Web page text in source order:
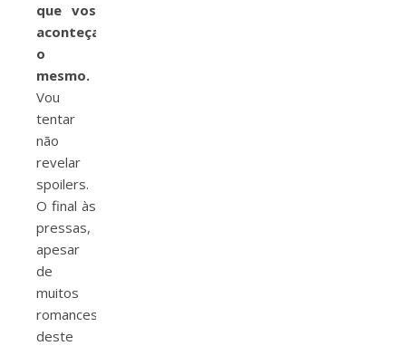
que vos
aconteça
o
mesmo.
Vou
tentar
não
revelar
spoilers.
O final às
pressas,
apesar
de
muitos
romances
deste